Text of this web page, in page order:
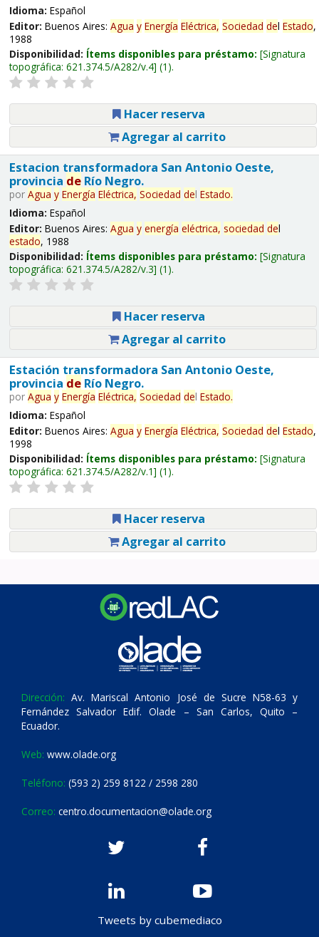
Idioma: Español
Editor: Buenos Aires: Agua y Energía Eléctrica, Sociedad del Estado,
1988
Disponibilidad: Ítems disponibles para préstamo: Signatura
topográfica: 621.374.5/A282/v.4 (1).
Hacer reserva
Agregar al carrito
Estacion transformadora San Antonio Oeste,
provincia deRío Negro.
por Agua y Energía Eléctrica, Sociedad del Estado.
Idioma: Español
Editor: Buenos Aires: Agua y energía eléctrica, sociedad del
estado, 1988
Disponibilidad: Ítems disponibles para préstamo: Signatura
topográfica: 621.374.5/A282/v.3 (1).
Hacer reserva
Agregar al carrito
Estación transformadora San Antonio Oeste,
provincia deRío Negro.
por Agua y Energía Eléctrica, Sociedad del Estado.
Idioma: Español
Editor: Buenos Aires: Agua y Energía Eléctrica, Sociedad del Estado,
1998
Disponibilidad: Ítems disponibles para préstamo: Signatura
topográfica: 621.374.5/A282/v.1 (1).
Hacer reserva
Agregar al carrito
Dirección: Av. Mariscal Antonio José de Sucre N58-63 y
Fernández Salvador Edif. Olade – San Carlos, Quito –
Ecuador.
Web: www.olade.org
Teléfono: (593 2) 259 8122 / 2598 280
Correo: centro.documentacion@olade.org
Tweets by cubemediaco